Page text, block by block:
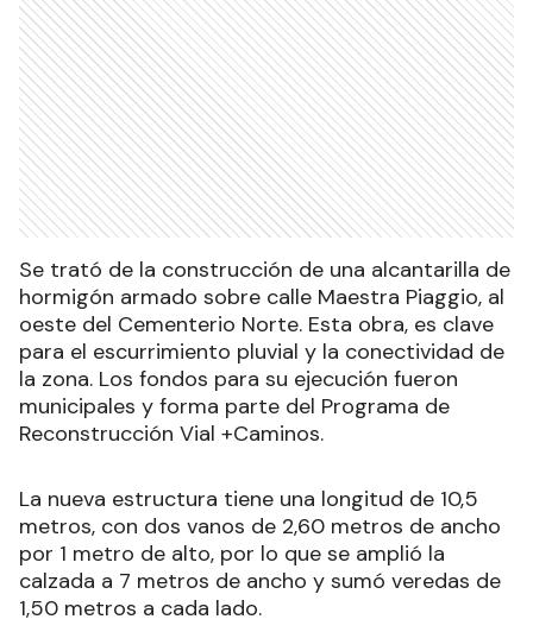
Se trató de la construcción de una alcantarilla de
hormigón armado sobre calle Maestra Piaggio, al
oeste del Cementerio Norte. Esta obra, es clave
para el escurrimiento pluvial y la conectividad de
la zona. Los fondos para su ejecución fueron
municipales y forma parte del Programa de
Reconstrucción Vial +Caminos.
La nueva estructura tiene una longitud de 10,5
metros, con dos vanos de 2,60 metros de ancho
por 1 metro de alto, por lo que se amplió la
calzada a 7 metros de ancho y sumó veredas de
1,50 metros a cada lado.